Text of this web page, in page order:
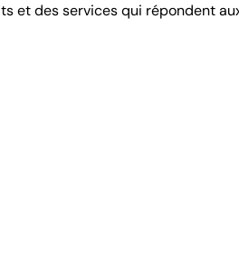
et des services qui répondent